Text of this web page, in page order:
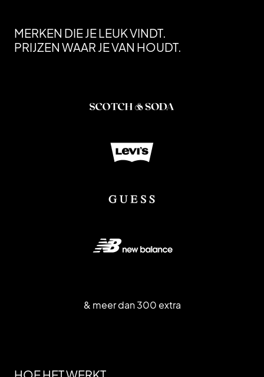
MERKEN DIE JE LEUK VINDT.
PRIJZEN WAAR JE VAN HOUDT.
& meer dan 300 extra